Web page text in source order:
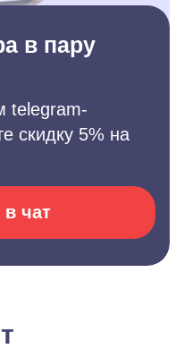
в пару
telegram-
скидку 5% на
в чат